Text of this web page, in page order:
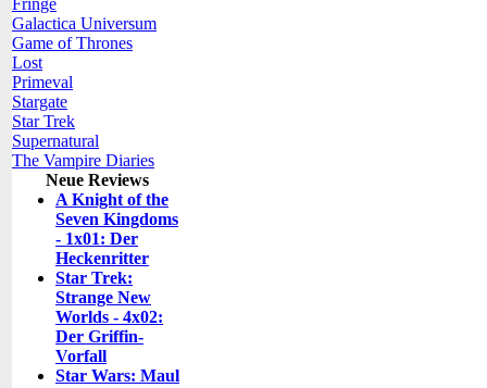
Fringe
Galactica Universum
Game of Thrones
Lost
Primeval
Stargate
Star Trek
Supernatural
The Vampire Diaries
Neue Reviews
A Knight of the
Seven Kingdoms
- 1x01: Der
Heckenritter
Star Trek:
Strange New
Worlds - 4x02:
Der Griffin-
Vorfall
Star Wars: Maul